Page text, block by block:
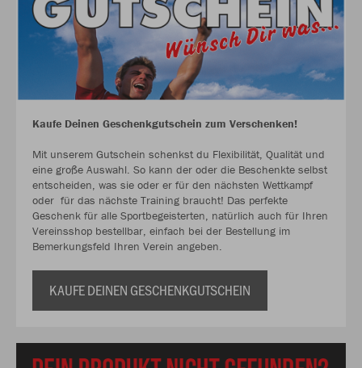
Kaufe Deinen Geschenkgutschein zum Verschenken!
Mit unserem Gutschein schenkst du Flexibilität, Qualität und
eine große Auswahl. So kann der oder die Beschenkte selbst
entscheiden, was sie oder er für den nächsten Wettkampf
oder für das nächste Training braucht! Das perfekte
Geschenk für alle Sportbegeisterten, natürlich auch für Ihren
Vereinsshop bestellbar, einfach bei der Bestellung im
Bemerkungsfeld Ihren Verein angeben.
KAUFE DEINEN GESCHENKGUTSCHEIN